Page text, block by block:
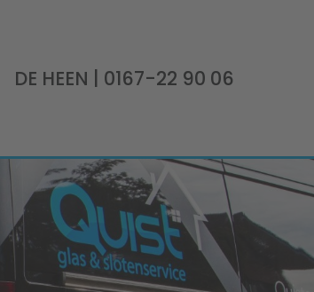
DE HEEN | 0167-22 90 06